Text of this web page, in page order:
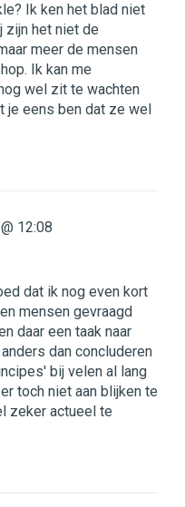
Ik ken het blad niet
zijn het niet de
meer de mensen
Ik kan me
wel zit te wachten
eens ben dat ze wel
12:08
dat ik nog even kort
mensen gevraagd
daar een taak naar
dan concluderen
bij velen al lang
toch niet aan blijken te
zeker actueel te